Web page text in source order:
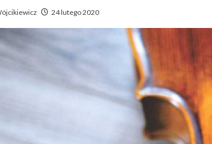
24 lutego 2020